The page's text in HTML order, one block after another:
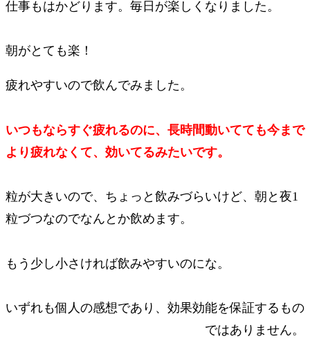
仕事もはかどります。毎日が楽しくなりました。
朝がとても楽！
疲れやすいので飲んでみました。
いつもならすぐ疲れるのに、長時間動いてても今まで
より疲れなくて、効いてるみたいです。
粒が大きいので、ちょっと飲みづらいけど、朝と夜1
粒づつなのでなんとか飲めます。
もう少し小さければ飲みやすいのにな。
いずれも個人の感想であり、効果効能を保証するもの
ではありません。